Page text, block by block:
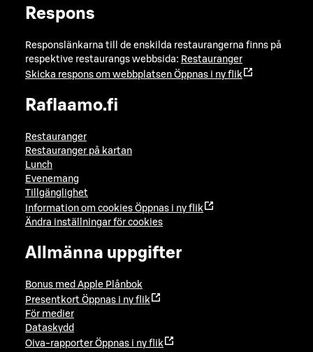
Respons
Responslänkarna till de enskilda restaurangerna finns på
respektive restaurangs webbsida: Restauranger
Skicka respons om webbplatsen Öppnas i ny flik
Raflaamo.fi
Restauranger
Restauranger på kartan
Lunch
Evenemang
Tillgänglighet
Information om cookies Öppnas i ny flik
Ändra inställningar för cookies
Allmänna uppgifter
Bonus med Apple Plånbok
Presentkort Öppnas i ny flik
För medier
Dataskydd
Oiva-rapporter Öppnas i ny flik